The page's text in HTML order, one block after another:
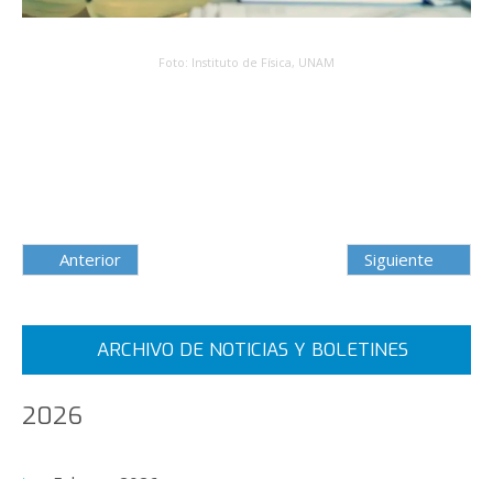
Foto: Instituto de Física, UNAM
Anterior Siguiente
ARCHIVO DE NOTICIAS Y BOLETINES
2026